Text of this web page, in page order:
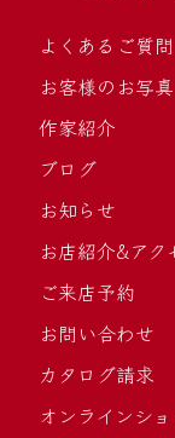
よくあるご質問
お客様のお写真
作家紹介
ブログ
お知らせ
お店紹介&アク
ご来店予約
お問い合わせ
カタログ請求
オンラインシ